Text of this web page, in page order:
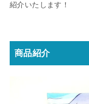
紹介いたします！
商品紹介